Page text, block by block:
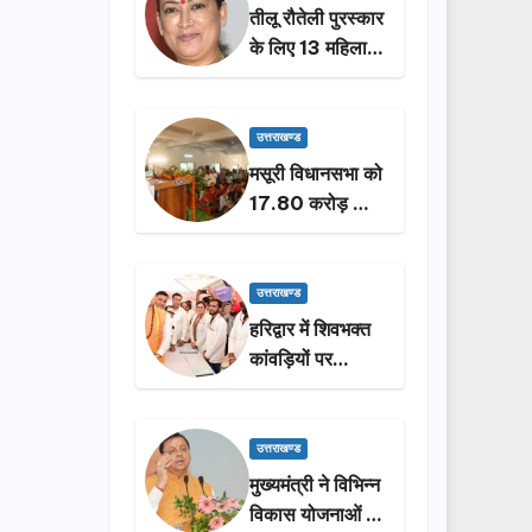
तीलू रौतेली पुरस्कार
के लिए 13 महिलाओं
का चयन, 35
कार्यकर्तियां भी होंगी
सम्मानित…
उत्तराखण्ड
मसूरी विधानसभा को
17.80 करोड़ की
विकास योजनाओं की
ने किया लोकार्पण-
शिलान्यास.
उत्तराखण्ड
हरिद्वार में शिवभक्त
कांवड़ियों पर
पुष्पवर्षा, मुख्यमंत्री
प्रक्षालन…
उत्तराखण्ड
मुख्यमंत्री ने विभिन्न
विकास योजनाओं के